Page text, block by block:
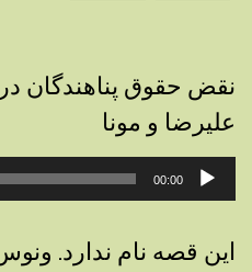
نقض حقوق پناهندگان در
علیرضا و مونا
پخش‌کننده
00:00
این قصه نام ندارد.